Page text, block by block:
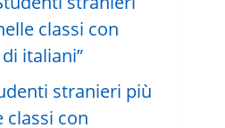
stranieri più
classi con